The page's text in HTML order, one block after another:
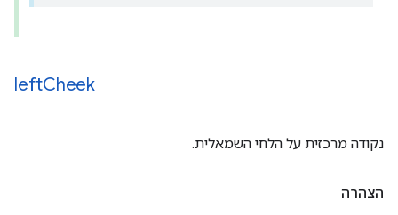
leftCheek
נקודה מרכזית על הלחי השמאלית.
הצהרה